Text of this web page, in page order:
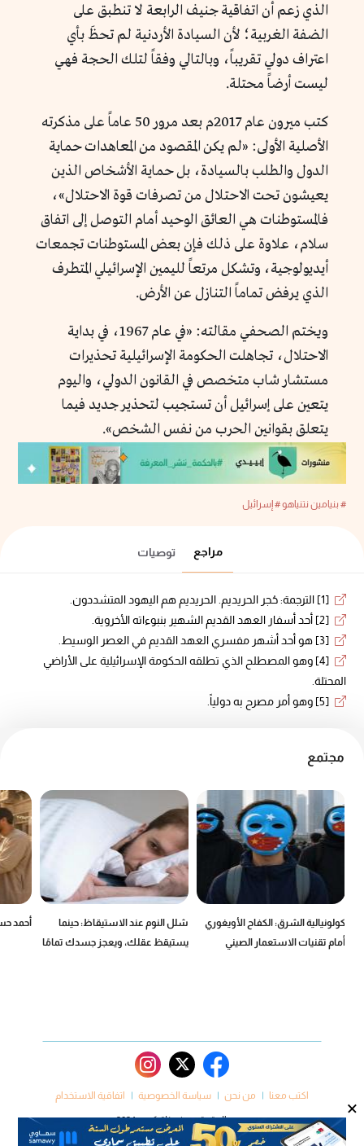
الذي زعم أن اتفاقية جنيف الرابعة لا تنطبق على
الضفة الغربية؛ لأن السيادة الأردنية لم تحظَ بأي
اعتراف دولي تقريباً، وبالتالي وفقاً لتلك الحجة فهي
ليست أرضاً محتلة.
كتب ميرون عام 2017م بعد مرور 50 عاماً على مذكرته
الأصلية الأولى: «لم يكن المقصود من المعاهدات حماية
الدول والطلب بالسيادة، بل حماية الأشخاص الذين
يعيشون تحت الاحتلال من تصرفات قوة الاحتلال»،
فالمستوطنات هي العائق الوحيد أمام التوصل إلى اتفاق
سلام، علاوة على ذلك فإن بعض المستوطنات تجمعات
أيديولوجية، وتشكل مرتعاً لليمين الإسرائيلي المتطرف
الذي يرفض تماماً التنازل عن الأرض.
ويختم الصحفي مقالته: «في عام 1967، في بداية
الاحتلال، تجاهلت الحكومة الإسرائيلية تحذيرات
مستشار شاب متخصص في القانون الدولي، واليوم
يتعين على إسرائيل أن تستجيب لتحذير جديد فيما
يتعلق بقوانين الحرب من نفس الشخص».
×
# بنيامين نتنياهو# إسرائيل
مراجع توصيات
[1] الترجمة: حُجر الحريديم. الحريديم هم اليهود المتشددون.
[2] أحد أسفار العهد القديم الشهير بنبوءاته الأخروية.
[3] هو أحد أشهر مفسري العهد القديم في العصر الوسيط.
[4] وهو المصطلح الذي تطلقه الحكومة الإسرائيلية على الأراضي
المحتلة.
[5] وهو أمر مصرح به دولياً.
مجتمع
كولونيالية الشرق: الكفاح الأويغوري
أمام تقنيات الاستعمار الصيني
شلل النوم عند الاستيقاظ: حينما
يستيقظ عقلك، ويعجز جسدك تمامًا
أحمد
اكتب معنا من نحن سياسة الخصوصية اتفاقية الاستخدام
جميع الحقوق محفوظة كروم 2024